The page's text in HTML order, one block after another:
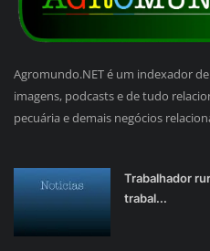
Agromundo.NET é um indexador
imagens, podcasts e de tudo
pecuária e demais negócios
Trabalhador
trabal...